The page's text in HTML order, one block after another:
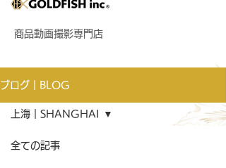
商品動画撮影専門店
ブログ｜BLOG
全ての記事
上海｜SHANGHAI